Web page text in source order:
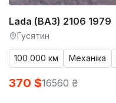
Lada (ВАЗ) 2106 1979
Гусятин
100 000 км Механіка
370 $16560 ₴